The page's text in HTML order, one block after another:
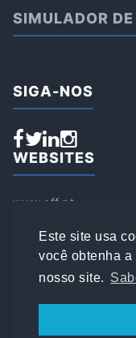
Este site usa
você obtenha
nosso site.
SIMULADOR
SIGA-NOS
WEBSITES
www.aff.pt
www.loja.affsports.pt
PESQUISAR